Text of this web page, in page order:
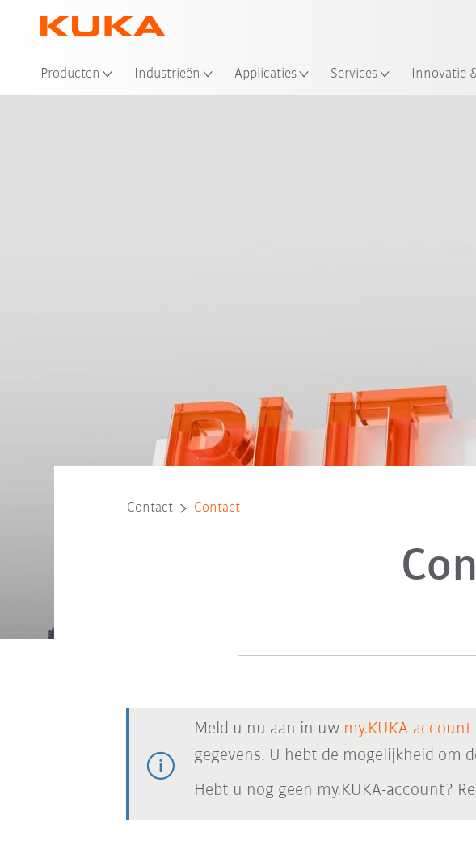
Producten Industrieën Applicaties Services Innovatie
Contact Contact
Meld u nu aan in uw my.KUKA-account
gegevens. U hebt de mogelijkheid om
Hebt u nog geen my.KUKA-account?